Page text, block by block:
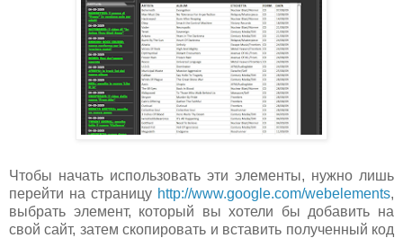
Чтобы начать использовать эти элементы, нужно лишь
перейти на страницу http://www.google.com/webelements,
выбрать элемент, который вы хотели бы добавить на
свой сайт, затем скопировать и вставить полученный код